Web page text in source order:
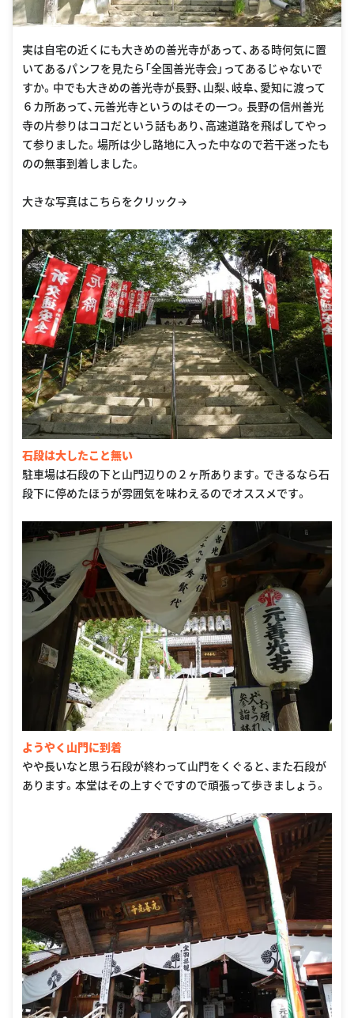
実は自宅の近くにも大きめの善光寺があって、ある時何気に置
いてあるパンフを見たら「全国善光寺会」ってあるじゃないで
すか。中でも大きめの善光寺が長野、山梨、岐阜、愛知に渡って
６カ所あって、元善光寺というのはその一つ。長野の信州善光
寺の片参りはココだという話もあり、高速道路を飛ばしてやっ
て参りました。場所は少し路地に入った中なので若干迷ったも
のの無事到着しました。
大きな写真はこちらをクリック→
石段は大したこと無い
駐車場は石段の下と山門辺りの２ヶ所あります。できるなら石
段下に停めたほうが雰囲気を味わえるのでオススメです。
ようやく山門に到着
やや長いなと思う石段が終わって山門をくぐると、また石段が
あります。本堂はその上すぐですので頑張って歩きましょう。